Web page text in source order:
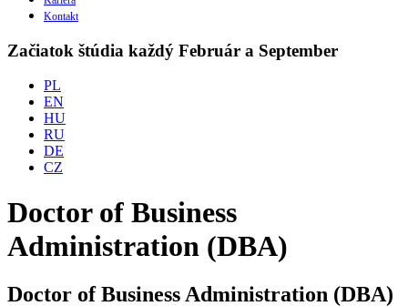
Kontakt
Začiatok štúdia každý Február a September
PL
EN
HU
RU
DE
CZ
Doctor of Business
Administration (DBA)
Doctor of Business Administration (DBA)